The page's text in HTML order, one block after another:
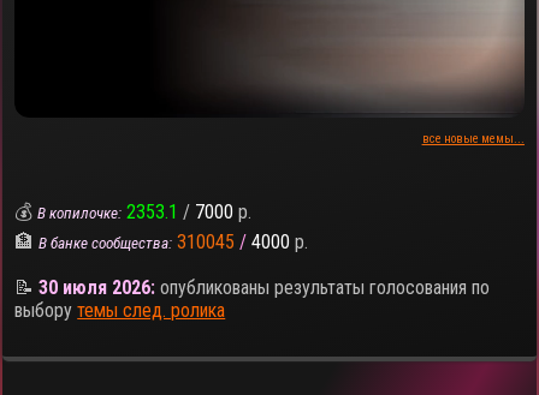
все новые мемы...
💰В копилочке: 2353.1 / 7000 р.
🏦В банке сообщества: 310045 / 4000 р.
📝30 июля 2026: опубликованы результаты голосования по
выборутемы след. ролика